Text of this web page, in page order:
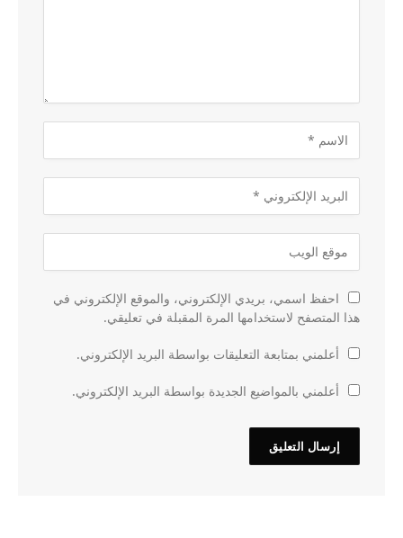
احفظ اسمي، بريدي الإلكتروني، والموقع الإلكتروني في
هذا المتصفح لاستخدامها المرة المقبلة في تعليقي.
أعلمني بمتابعة التعليقات بواسطة البريد الإلكتروني.
أعلمني بالمواضيع الجديدة بواسطة البريد الإلكتروني.